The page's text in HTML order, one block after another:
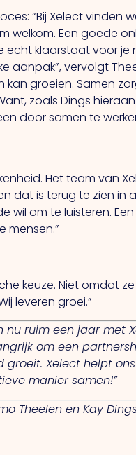
“Bij Xelect
welkom.Eengoede
klaarstaat voor je
aanpak”, vervolgt
groeien. Samen
zoals Dings
door samen te
Hetteam van
dat is terug te zien in
wil om te luisteren.
mensen.”
keuze. Niet omdat
leveren groei.”
nu ruim een jaar met
om een
Xelect helpt
manier samen!”
Theelen en Kay